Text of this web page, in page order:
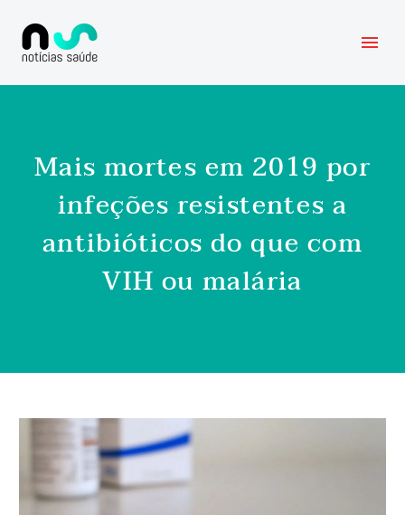
Mais mortes em 2019 por
infeções resistentes a
antibióticos do que com
VIH ou malária